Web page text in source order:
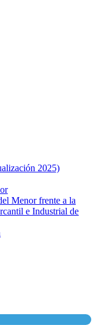
2025)
Menor frente a la
e Industrial de